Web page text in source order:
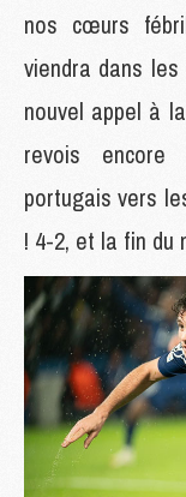
nos cœurs
viendra dans
nouvel appel à
revois
portugais vers
! 4-2, et la fin du